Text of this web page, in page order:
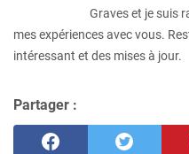
Graves et je suis
mes expériences avec vous.
intéressant et des mises à jour.
Partager :